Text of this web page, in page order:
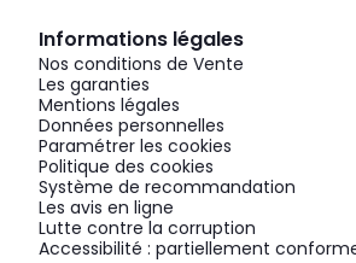
Informations légales
Nos conditions de Vente
Les garanties
Mentions légales
Données personnelles
Paramétrer les cookies
Politique des cookies
Système de recommandation
Les avis en ligne
Lutte contre la corruption
Accessibilité : partiellement